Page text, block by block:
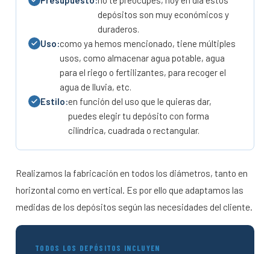
depósitos son muy económicos y
duraderos.
Uso:como ya hemos mencionado, tiene múltiples
usos, como almacenar agua potable, agua
para el riego o fertilizantes, para recoger el
agua de lluvia, etc.
Estilo:en función del uso que le quieras dar,
puedes elegir tu depósito con forma
cilíndrica, cuadrada o rectangular.
Realizamos la fabricación en todos los diámetros, tanto en
horizontal como en vertical. Es por ello que adaptamos las
medidas de los depósitos según las necesidades del cliente.
TODOS LOS DEPÓSITOS INCLUYEN